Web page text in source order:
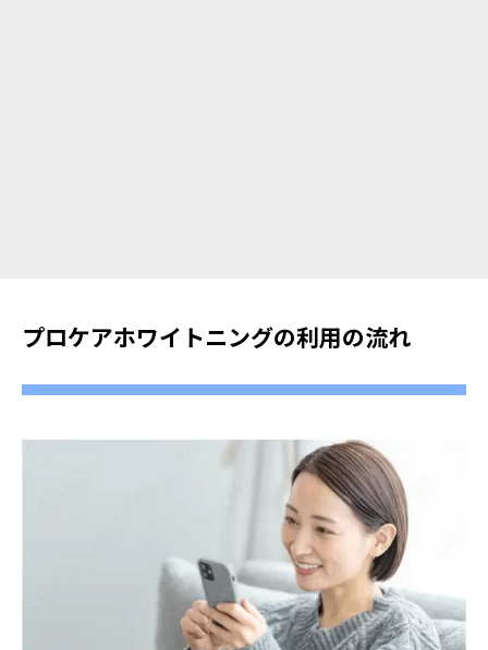
プロケアホワイトニングの利用の流れ